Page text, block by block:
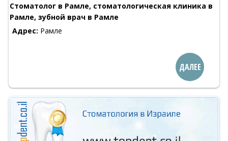
Стоматолог в Рамле, стоматологическая клиника в
Рамле, зубной врач в Рамле
Адрес: Рамле
ДАЛЕЕ